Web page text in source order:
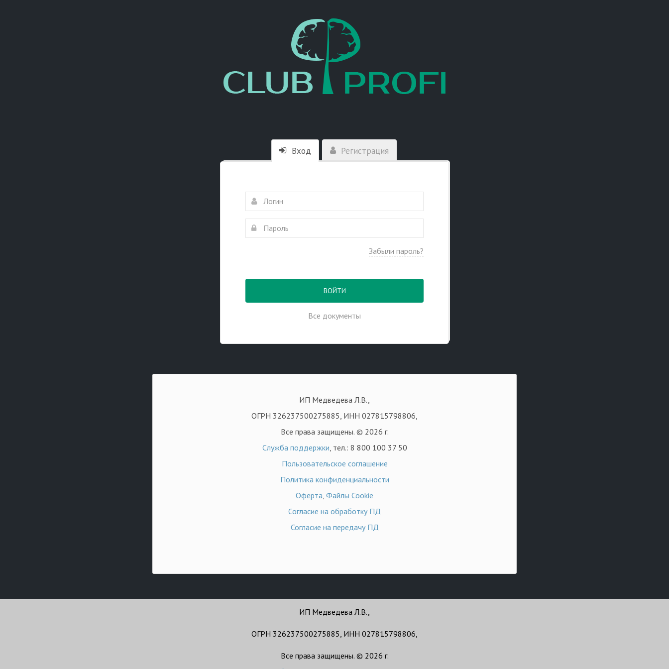
Вход Регистрация
Забыли пароль?
ВОЙТИ
Все документы
ИП Медведева Л.В.,
ОГРН 326237500275885, ИНН 027815798806,
Все права защищены. © 2026 г.
Служба поддержки, тел.: 8 800 100 37 50
Пользовательское соглашение
Политика конфиденциальности
Оферта, Файлы Cookie
Согласие на обработку ПД
Согласие на передачу ПД
ИП Медведева Л.В.,
ОГРН 326237500275885, ИНН 027815798806,
Все права защищены. © 2026 г.